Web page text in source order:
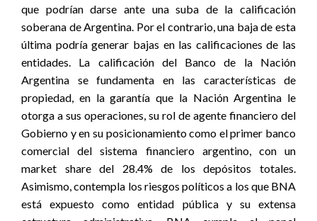
que podrían darse ante una suba de la calificación
soberana de Argentina. Por el contrario, una baja de esta
última podría generar bajas en las calificaciones de las
entidades. La calificación del Banco de la Nación
Argentina se fundamenta en las características de
propiedad, en la garantía que la Nación Argentina le
otorga a sus operaciones, su rol de agente financiero del
Gobierno y en su posicionamiento como el primer banco
comercial del sistema financiero argentino, con un
market share del 28.4% de los depósitos totales.
Asimismo, contempla los riesgos políticos a los que BNA
está expuesto como entidad pública y su extensa